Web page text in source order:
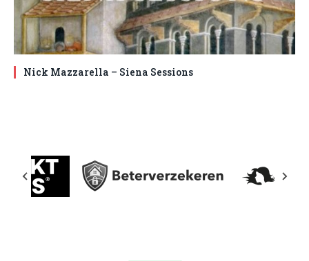
Nick Mazzarella – Siena Sessions